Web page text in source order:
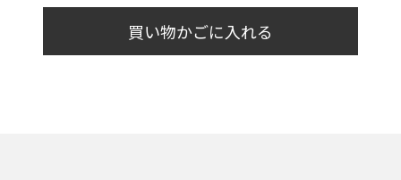
買い物かごに入れる